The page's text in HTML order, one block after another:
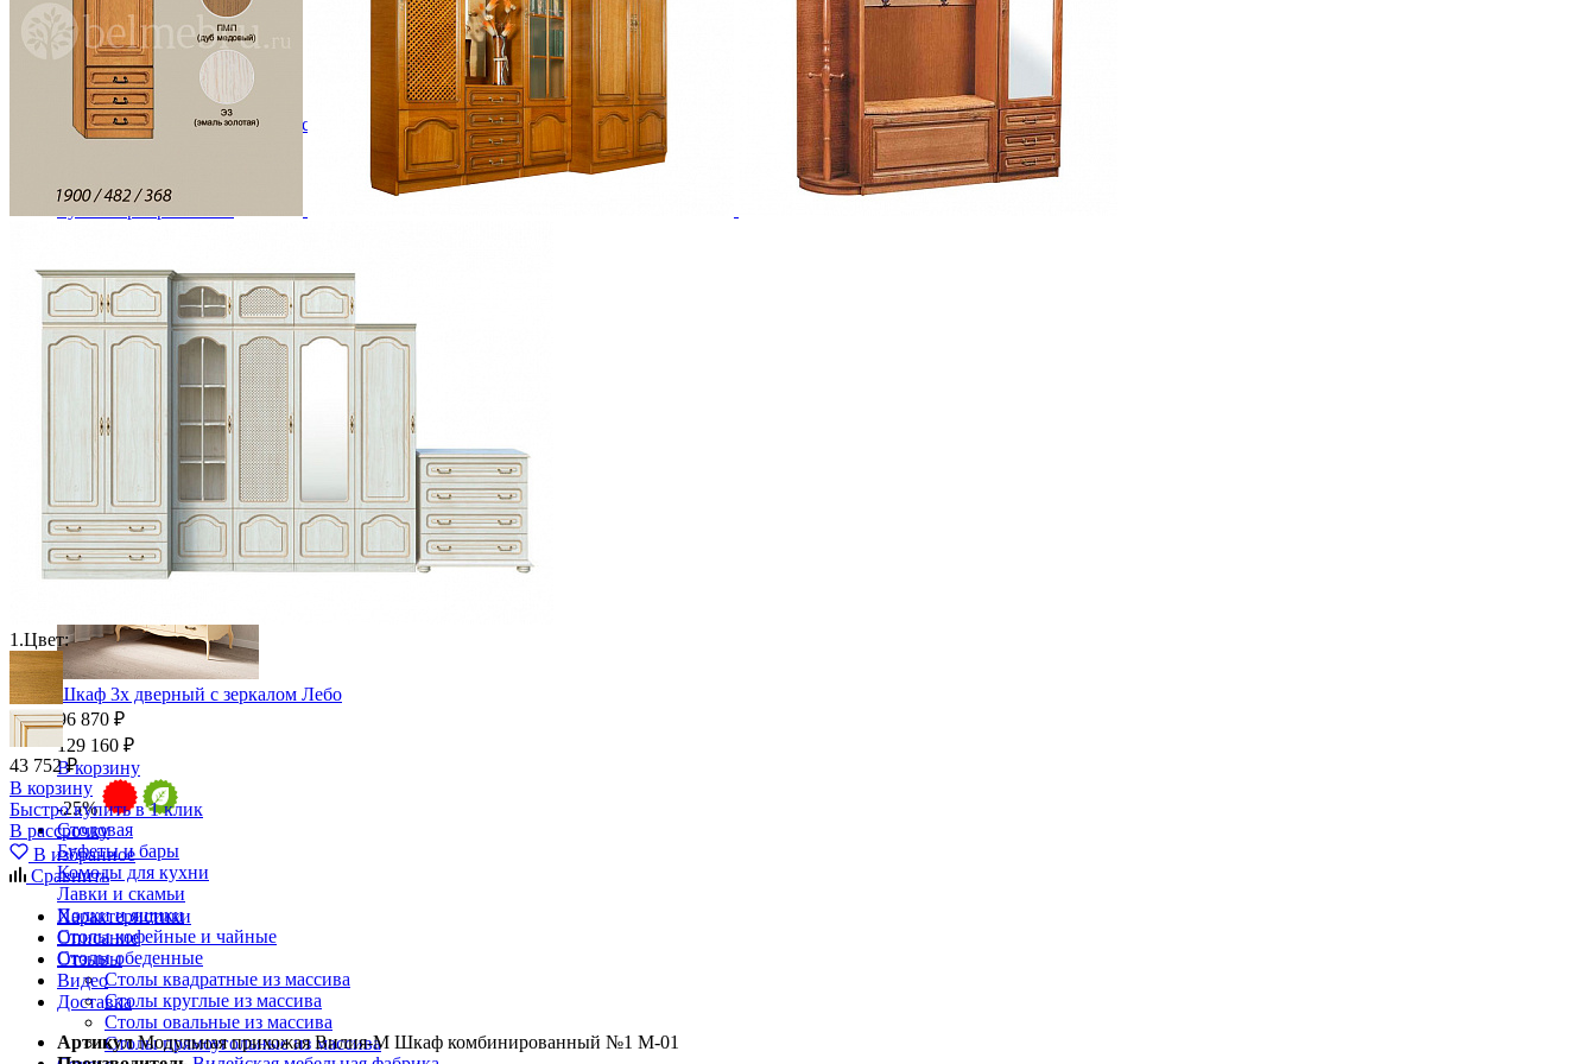
Комоды
Кровати двуспальные
Кровати металлические
Кровати односпальные
Кровати полутороспальные
Решетки и настилы под матрас
Спальные гарнитуры
Туалетные столики
Тумбы прикроватные
Полки и ящики в шкаф для одежды
Шкаф 1-дверный для одежды и белья
Шкафы 2-х дверные для одежды и белья
Шкафы 3-х дверные для одежды и белья
Шкафы 4-х дверные для одежды и белья
Шкафы 5-ти дверные для одежды и белья
Шкафы 6-ти дверные для одежды и белья
Шкафы купе для одежды и белья
Шкафы угловые для одежды и белья
Ящики и короба
Шкаф 3х дверный с зеркалом Лебо
96 870 ₽
129 160 ₽
В корзину
-25%
Столовая
Буфеты и бары
Комоды для кухни
Лавки и скамьи
Полки и ящики
Столы кофейные и чайные
Столы обеденные
Столы квадратные из массива
Столы круглые из массива
Столы овальные из массива
Столы прямоугольные из массива
1.Цвет:
43 752 ₽
В корзину
Быстро купить в 1 клик
В рассрочку
В избранное
Сравнить
Характеристики
Описание
Отзывы
Видео
Доставка
Артикул Модульная прихожая Вилия-М Шкаф комбинированный №1 М-01